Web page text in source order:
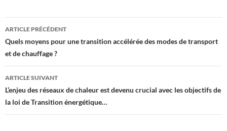
Navigation
des
articles
ARTICLE PRÉCÉDENT
Quels moyens pour une transition accélérée des modes de transport
et de chauffage ?
ARTICLE SUIVANT
L’enjeu des réseaux de chaleur est devenu crucial avec les objectifs de
la loi de Transition énergétique…